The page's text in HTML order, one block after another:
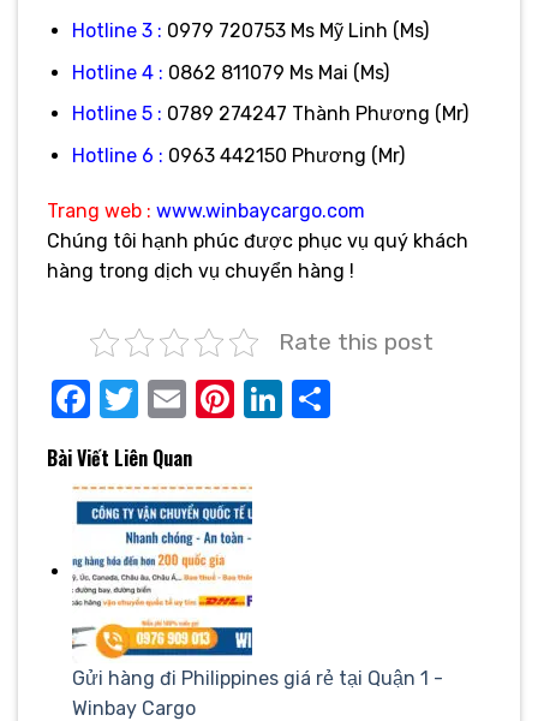
Hotline 3 : 0979 720753 Ms Mỹ Linh (Ms)
Hotline 4 : 0862 811079 Ms Mai (Ms)
Hotline 5 : 0789 274247 Thành Phương (Mr)
Hotline 6 : 0963 442150 Phương (Mr)
Trang web : www.winbaycargo.com
Chúng tôi hạnh phúc được phục vụ quý khách
hàng trong dịch vụ chuyển hàng !
Rate this post
Facebook
Twitter
EmailPinterest
LinkedIn
Bài Viết Liên Quan
Gửi hàng đi Philippines giá rẻ tại Quận 1 -
Winbay Cargo